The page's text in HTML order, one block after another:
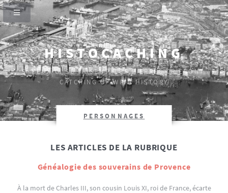
HISTOCACHING
SI CEUX-CI SE TAISENT, LES PIERRES CRIERONT.
CATCHING UP WITH HISTORY
PERSONNAGES
LES ARTICLES DE LA RUBRIQUE
Généalogie des souverains de Provence
À la mort de Charles III, son cousin Louis XI, roi de France, écarte